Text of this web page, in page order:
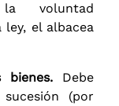
voluntad
el albacea
Debe
(por